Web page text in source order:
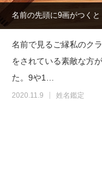
名前の先頭に9画がつくと
名前で見るご縁私のク
をされている素敵な方
た。9や1…
2020.11.9 姓名鑑定